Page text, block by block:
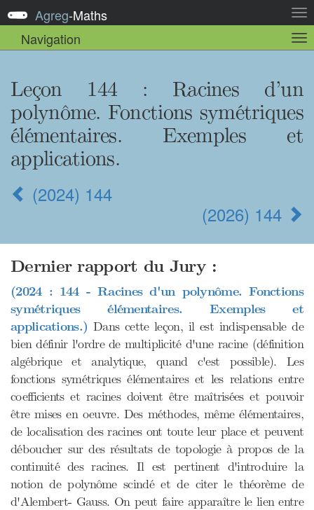
la
Agreg-Maths
Navigation
la
Leçon 144 : Racines d’un
polynôme. Fonctions symétriques
élémentaires. Exemples et
applications.
(2024) 144
(2026) 144
Dernier rapport du Jury :
(2024 : 144 - Racines d'un polynôme. Fonctions
symétriques élémentaires. Exemples et
applications.) Dans cette leçon, il est indispensable de
bien définir l'ordre de multiplicité d'une racine (définition
algébrique et analytique, quand c'est possible). Les
fonctions symétriques élémentaires et les relations entre
coefficients et racines doivent être maîtrisées et pouvoir
être mises en oeuvre. Des méthodes, même élémentaires,
de localisation des racines ont toute leur place et peuvent
déboucher sur des résultats de topologie à propos de la
continuité des racines. Il est pertinent d'introduire la
notion de polynôme scindé et de citer le théorème de
d'Alembert- Gauss. On peut faire apparaître le lien entre